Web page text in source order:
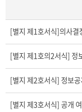
련
서
식
다
운
로
[별지 제1호서식]의사결
[별지 제1호의2서식] 정
[별지 제2호서식] 정보
[별지 제3호서식] 공개